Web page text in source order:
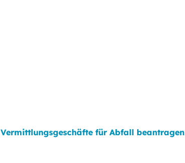
Vermittlungsgeschäfte für Abfall beantragen